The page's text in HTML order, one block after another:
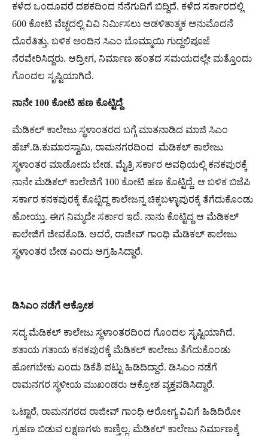
ಕಳೆದ ಒಂದೂ​ವರೆ ದಶ​ಕ​ದಿಂದ ನೆನೆ​ಗು​ದಿಗೆ ಬಿದ್ದಿದೆ. ಕಳೆದ ಸರ್ಕಾರದಲ್ಲಿ
600 ಕೋಟಿ ವೆಚ್ಚದಲ್ಲಿ ವಿವಿ ನಿರ್ಮಿಸಲು ಆಡಳಿತಾತ್ಮಕ ಅನುಮೊದನೆ
ದೊರೆತಿತ್ತು. ಬಳಿಕ ಅಂದಿನ ಸಿಎಂ ಬೊಮ್ಮಾಯಿ ಗುದ್ದಲಿಪೂಜೆ
ನೆರವೇರಿಸಿದ್ದರು. ಆದ್ರೀಗ, ನಿರ್ಮಾಣ ಹಂತದ ಸಮಯದಲ್ಲೇ ಮತ್ತೊಂದು
ಗೊಂದಲ ಸೃಷ್ಟಿಯಾಗಿದೆ.
ನಾನೇ100 ಕೋಟಿ ಹಣ ಕೊಟ್ಟಿದ್ದೆ
ಮೆಡಿಕಲ್ ಕಾಲೇಜು ಸ್ಥಳಾಂತರದ ಬಗ್ಗೆ ಮಾತನಾಡಿದ ಮಾಜಿ ಸಿಎಂ
ಹೆಚ್.ಡಿ.ಕುಮಾರಸ್ವಾಮಿ, ರಾಮನಗರದಿಂದ ಮೆಡಿಕಲ್ ಕಾಲೇಜು
ಸ್ಥಳಾಂತರ ಮಾಡೋದು ಬೇಡ. ಮೈತ್ರಿ ಸರ್ಕಾರ ಅವಧಿಯಲ್ಲಿ ಕನಕಪುರಕ್ಕೆ
ನಾನೇ ಮೆಡಿಕಲ್ ಕಾಲೇಜಿಗೆ 100 ಕೋಟಿ ಹಣ ಕೊಟ್ಟಿದ್ದೆ. ಆ ಬಳಿಕ ಬಿಜೆಪಿ
ಸರ್ಕಾರ ಕನಕಪುರಕ್ಕೆ ಕೊಟ್ಟಿದ್ದ ಕಾಲೇಜನ್ನ ಚಿಕ್ಕಬಳ್ಳಾಪುರಕ್ಕೆ ತೆಗೆದುಕೊಂಡು
ಹೋಯ್ತು. ಈಗ ನಿಮ್ಮದೇ ಸರ್ಕಾರ ಇದೆ. ನಾನು ಕೊಟ್ಟಿದ್ದ ಆ ಮೆಡಿಕಲ್
ಕಾಲೇಜಿಗೆ ಜೀವಕೊಡಿ. ಆದರೆ, ರಾಜೀವ್ ಗಾಂಧಿ ಮೆಡಿಕಲ್ ಕಾಲೇಜು
ಸ್ಥಳಾಂತರ ಬೇಡ ಎಂದು ಆಗ್ರಹಿಸಿದ್ದಾರೆ.
ಡಿಸಿಎಂ ನಡೆಗೆ ಆಕ್ರೋಶ
ಸದ್ಯ ಮೆಡಿಕಲ್‌ ಕಾಲೇಜು ಸ್ಥಳಾಂತರದಿಂದ ಗೊಂದಲ ಸೃಷ್ಟಿಯಾಗಿದೆ.
ಶತಾಯ ಗತಾಯ ಕನಕಪುರಕ್ಕೆ ಮೆಡಿಕಲ್‌ ಕಾಲೇಜು ತೆಗೆದುಕೊಂಡು
ಹೋಗಬೇಕು ಎಂದು ಡಿಕೆಶಿ ಪಟ್ಟು ಹಿಡಿದಿದ್ದಾರೆ. ಡಿಸಿಎಂ ನಡೆಗೆ
ರಾಮನಗರ ಸ್ಥಳೀಯ ಮುಖಂಡರು ಆಕ್ರೋಶ ವ್ಯಕ್ತಪಡಿಸಿದ್ದಾರೆ.
ಒಟ್ಟಾರೆ, ರಾಮನಗರದ ರಾಜೀವ್ ಗಾಂಧಿ ಆರೋಗ್ಯ ವಿವಿಗೆ ಹಿಡಿದಿರೋ
ಗ್ರಹಣ ಬಿಡುವ ಲಕ್ಷಣಗಳು ಕಾಣ್ತಿಲ್ಲ. ಮೆಡಿಕಲ್ ಕಾಲೇಜು ನಿರ್ಮಾಣಕ್ಕೆ